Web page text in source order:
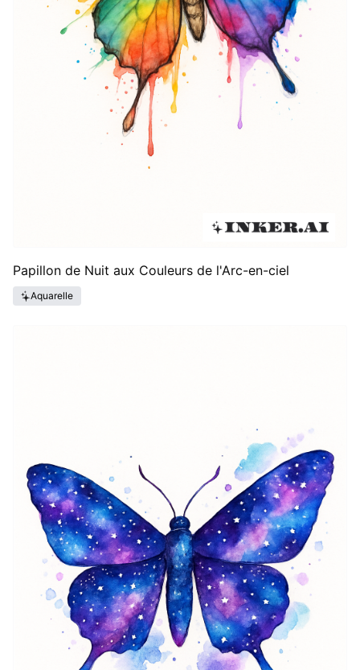
Papillon de Nuit aux Couleurs de l'Arc-en-ciel
Aquarelle